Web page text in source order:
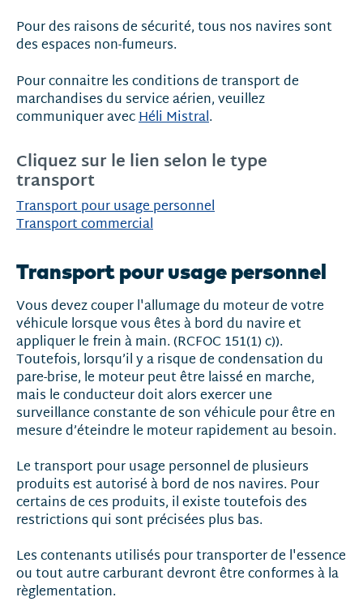
Pour des raisons de sécurité, tous nos navires sont
des espaces non-fumeurs.
Pour connaitre les conditions de transport de
marchandises du service aérien, veuillez
communiquer avecHéli Mistral.
Cliquez sur le lien selon le type
transport
Transport pour usage personnel
Transport commercial
Transport pour usage personnel
Vous devez couper l'allumage du moteur de votre
véhicule lorsque vous êtes à bord du navire et
appliquer le frein à main. (RCFOC 151(1) c)).
Toutefois, lorsqu’il y a risque de condensation du
pare-brise, le moteur peut être laissé en marche,
mais le conducteur doit alors exercer une
surveillance constante de son véhicule pour être en
mesure d’éteindre le moteur rapidement au besoin.
Le transport pour usage personnel de plusieurs
produits est autorisé à bord de nos navires. Pour
certains de ces produits, il existe toutefois des
restrictions qui sont précisées plus bas.
Les contenants utilisés pour transporter de l'essence
ou tout autre carburant devront être conformes à la
règlementation.